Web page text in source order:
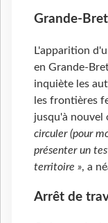
Grande-
L'apparition
en Grande-
inquiète les
les frontières
jusqu'à nouvel
circuler (pour
présenter un
territoire », a
Arrêt de